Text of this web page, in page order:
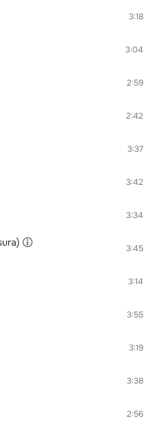
3:18
3:04
2:59
2:42
3:37
3:42
3:34
3:45
3:14
3:55
3:19
3:38
2:56